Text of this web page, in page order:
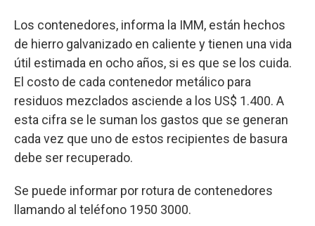
Los contenedores, informa la IMM, están hechos
de hierro galvanizado en caliente y tienen una vida
útil estimada en ocho años, si es que se los cuida.
El costo de cada contenedor metálico para
residuos mezclados asciende a los US$ 1.400. A
esta cifra se le suman los gastos que se generan
cada vez que uno de estos recipientes de basura
debe ser recuperado.
Se puede informar por rotura de contenedores
llamando al teléfono 1950 3000.